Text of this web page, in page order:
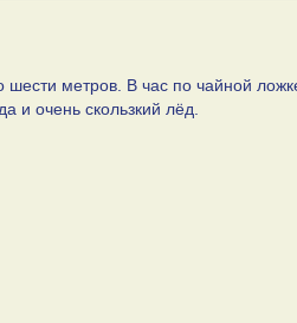
метров. В час по чайной
и очень скользкий лёд.